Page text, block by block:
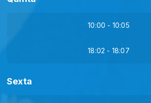
10:00 - 10:05
18:02 - 18:07
Sexta